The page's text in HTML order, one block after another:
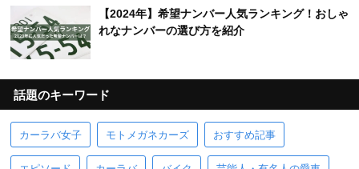
【2024年】希望ナンバー人気ランキング！おしゃ
れなナンバーの選び方を紹介
話題のキーワード
カーラバ女子 モトメガネカーズ おすすめ記事